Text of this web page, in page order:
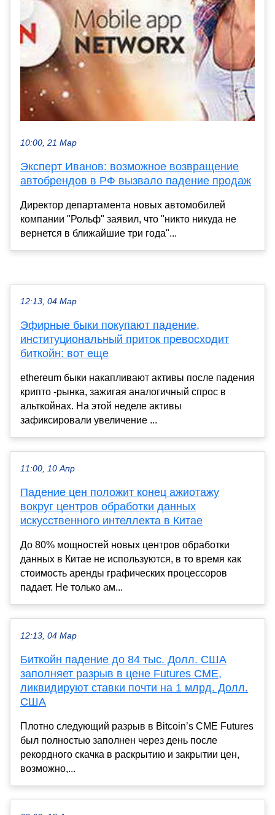
10:00, 21 Мар
Эксперт Иванов: возможное возвращение
автобрендов в РФ вызвало падение продаж
Директор департамента новых автомобилей
компании "Рольф" заявил, что "никто никуда не
вернется в ближайшие три года"...
12:13, 04 Мар
Эфирные быки покупают падение,
институциональный приток превосходит
биткойн: вот еще
ethereum быки накапливают активы после падения
крипто -рынка, зажигая аналогичный спрос в
альткойнах. На этой неделе активы
зафиксировали увеличение ...
11:00, 10 Апр
Падение цен положит конец ажиотажу
вокруг центров обработки данных
искусственного интеллекта в Китае
До 80% мощностей новых центров обработки
данных в Китае не используются, в то время как
стоимость аренды графических процессоров
падает. Не только ам...
12:13, 04 Мар
Биткойн падение до 84 тыс. Долл. США
заполняет разрыв в цене Futures CME,
ликвидируют ставки почти на 1 млрд. Долл.
США
Плотно следующий разрыв в Bitcoin’s CME Futures
был полностью заполнен через день после
рекордного скачка в раскрытию и закрытии цен,
возможно,...